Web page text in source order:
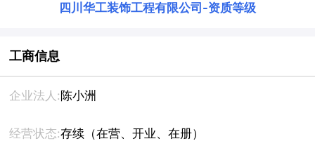
四川华工装饰工程有限公司 -资质等级
工商信息
企业法人:陈小洲
经营状态:存续（在营、开业、在册）